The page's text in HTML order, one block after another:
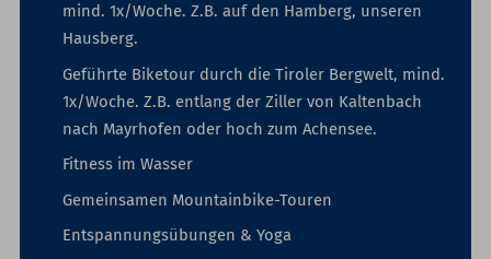
mind. 1x/Woche. Z.B. auf den Hamberg, unseren
Hausberg.
Geführte Biketour durch die Tiroler Bergwelt, mind.
1x/Woche. Z.B. entlang der Ziller von Kaltenbach
nach Mayrhofen oder hoch zum Achensee.
Fitness im Wasser
Gemeinsamen Mountainbike-Touren
Entspannungsübungen & Yoga